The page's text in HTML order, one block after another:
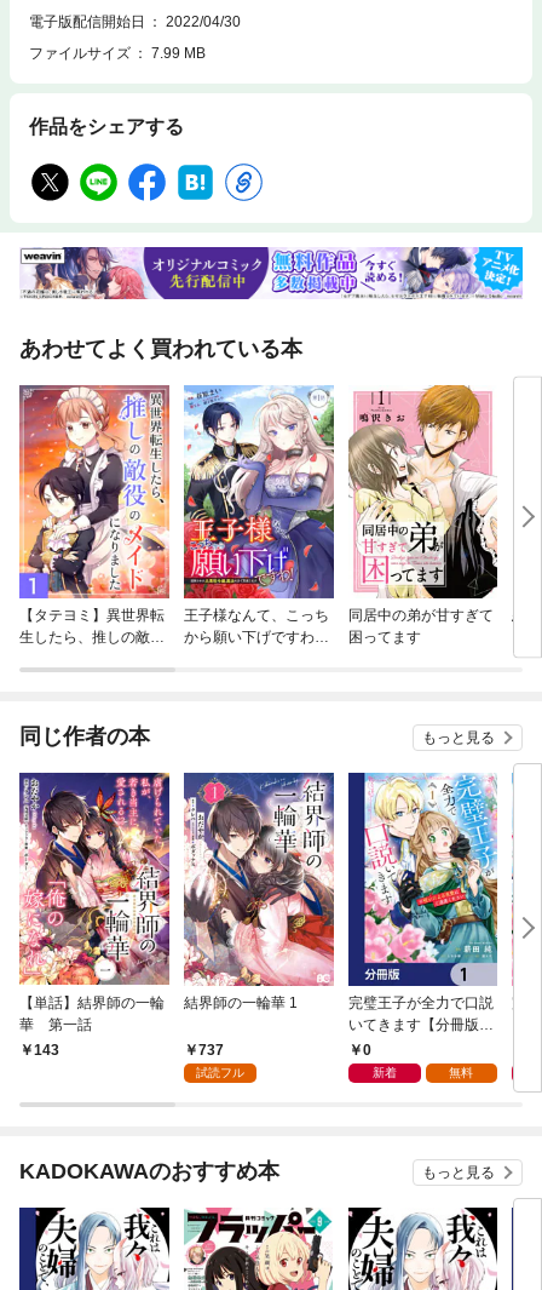
電子版配信開始日
2022/04/30
ファイルサイズ
7.99 MB
作品をシェアする
あわせてよく買われている本
【タテヨミ】異世界転
生したら、推しの敵役
王子様なんて、こっち
から願い下げですわ！
同居中の弟が甘すぎて
困ってます
悪
に
同じ作者の本 もっと見る
【単話】結界師の一輪
華 第一話
143
結界師の一輪華 1
737
試読フル
完璧王子が全力で口説
いてきます【分冊版】
1
0
新着 無料
完
だ
KADOKAWAのおすすめ本 もっと見る